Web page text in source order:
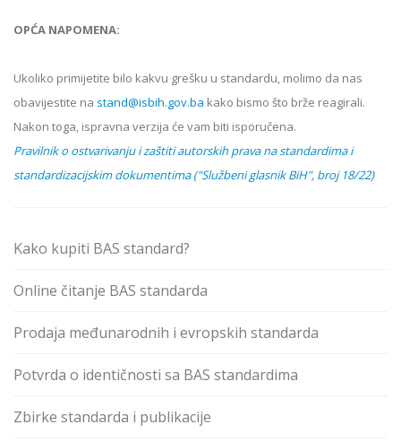
OPĆA NAPOMENA:
Ukoliko primijetite bilo kakvu grešku u standardu, molimo da nas
obavijestite na stand@isbih.gov.ba kako bismo što brže reagirali.
Nakon toga, ispravna verzija će vam biti isporučena.
Pravilnik o ostvarivanju i zaštiti autorskih prava na standardima i
standardizacijskim dokumentima ("Službeni glasnik BiH", broj 18/22)
Kako kupiti BAS standard?
Online čitanje BAS standarda
Prodaja međunarodnih i evropskih standarda
Potvrda o identičnosti sa BAS standardima
Zbirke standarda i publikacije